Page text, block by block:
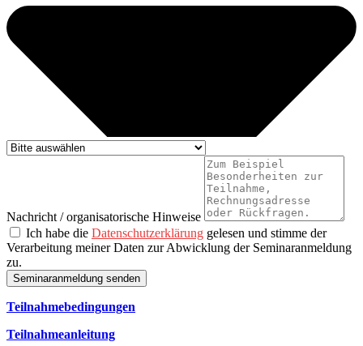
Nachricht / organisatorische Hinweise
Ich habe die Datenschutzerklärung gelesen und stimme der
Verarbeitung meiner Daten zur Abwicklung der Seminaranmeldung
zu.
Seminaranmeldung senden
Teilnahmebedingungen
Teilnahmeanleitung